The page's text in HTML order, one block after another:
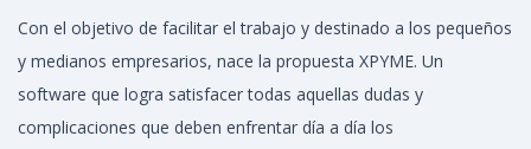
d
d
Con el objetivo de facilitar el trabajo y destinado a los pequeños
y medianos empresarios, nace la propuesta XPYME. Un
software que logra satisfacer todas aquellas dudas y
complicaciones que deben enfrentar día a día los